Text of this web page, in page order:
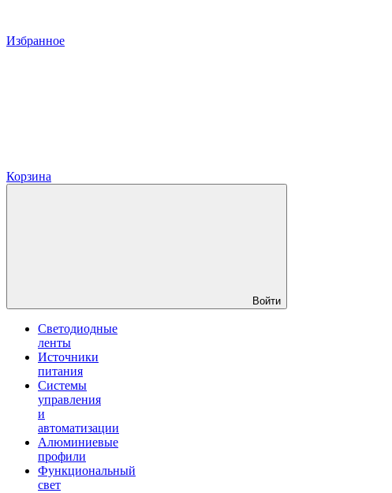
Избранное
Корзина
Войти
Светодиодные
ленты
Источники
питания
Системы
управления
и
автоматизации
Алюминиевые
профили
Функциональный
свет